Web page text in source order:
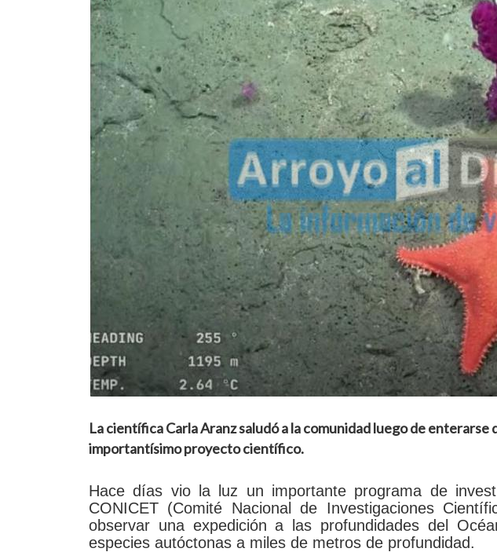
La científica Carla Aranz saludó a la comunidad luego de
importantísimo proyecto científico.
Hace días vio la luz un importante programa de
CONICET (Comité Nacional de Investigaciones
observar una expedición a las profundidades del
especies autóctonas a miles de metros de profundidad.